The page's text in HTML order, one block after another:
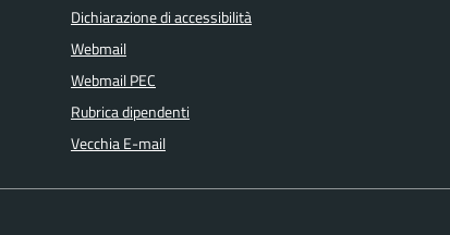
Dichiarazione di accessibilità
Webmail
Webmail PEC
Rubrica dipendenti
Vecchia E-mail